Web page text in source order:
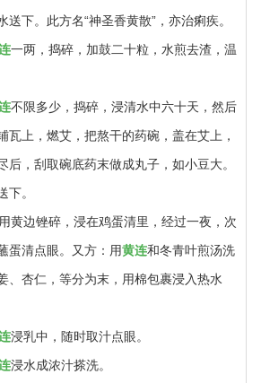
送下。此方名“神圣香黄散”，亦治痢疾。
一两，捣碎，加鼓二十粒，水煎去渣，温
不限多少，捣碎，浸清水中六十天，然后
瓦上，燃艾，把熬干的药碗，盖在艾上，
后，刮取碗底药末做成丸子，如小豆大。
下。
黄边锉碎，浸在鸡蛋清里，经过一夜，次
蛋清点眼。又方：用黄连和冬青叶煎汤洗
姜、杏仁，等分为末，用棉包裹浸入热水
浸乳中，随时取汁点眼。
浸水成浓汁搽洗。